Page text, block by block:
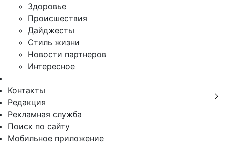
Здоровье
Происшествия
Дайджесты
Стиль жизни
Новости партнеров
Интересное
Контакты
Редакция
Рекламная служба
Поиск по сайту
Мобильное приложение